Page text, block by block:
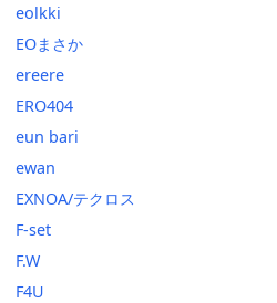
eolkki
EOまさか
ereere
ERO404
eun bari
ewan
EXNOA/テクロス
F-set
F.W
F4U